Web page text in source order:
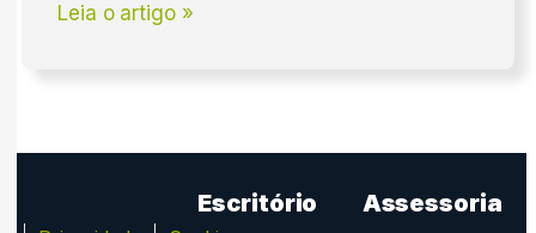
Leia o artigo »
Escritório Assessoria